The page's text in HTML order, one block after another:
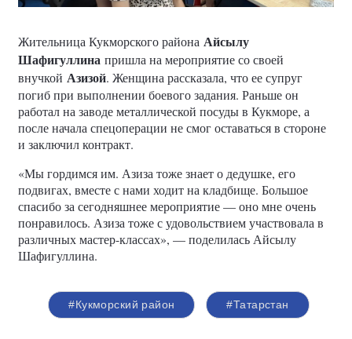
Жительница Кукморского района Айсылу
Шафигуллина пришла на мероприятие со своей
внучкой Азизой. Женщина рассказала, что ее супруг
погиб при выполнении боевого задания. Раньше он
работал на заводе металлической посуды в Кукморе, а
после начала спецоперации не смог оставаться в стороне
и заключил контракт.
«Мы гордимся им. Азиза тоже знает о дедушке, его
подвигах, вместе с нами ходит на кладбище. Большое
спасибо за сегодняшнее мероприятие — оно мне очень
понравилось. Азиза тоже с удовольствием участвовала в
различных мастер-классах», — поделилась Айсылу
Шафигуллина.
#Кукморский район #Татарстан